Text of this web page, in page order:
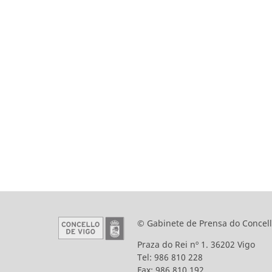
© Gabinete de Prensa do
Praza do Rei nº 1. 36202 Vigo
Tel: 986 810 228